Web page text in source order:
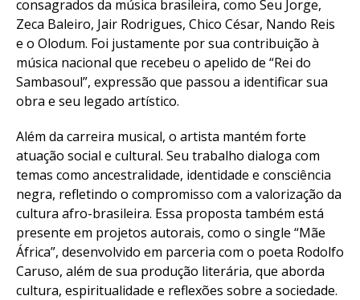
consagrados da música brasileira, como Seu Jorge,
Zeca Baleiro, Jair Rodrigues, Chico César, Nando Reis
e o Olodum. Foi justamente por sua contribuição à
música nacional que recebeu o apelido de “Rei do
Sambasoul”, expressão que passou a identificar sua
obra e seu legado artístico.
Além da carreira musical, o artista mantém forte
atuação social e cultural. Seu trabalho dialoga com
temas como ancestralidade, identidade e consciência
negra, refletindo o compromisso com a valorização da
cultura afro-brasileira. Essa proposta também está
presente em projetos autorais, como o single “Mãe
África”, desenvolvido em parceria com o poeta Rodolfo
Caruso, além de sua produção literária, que aborda
cultura, espiritualidade e reflexões sobre a sociedade.